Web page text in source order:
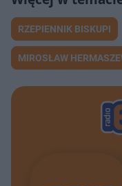
RZEPIENNIK BISKUPI
MIROSŁAW